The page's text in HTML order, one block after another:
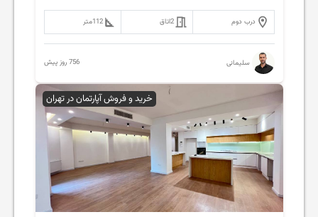
درب دوم 2اتاق 112متر
سلیمانی 756 روز پیش
خرید و فروش آپارتمان در تهران